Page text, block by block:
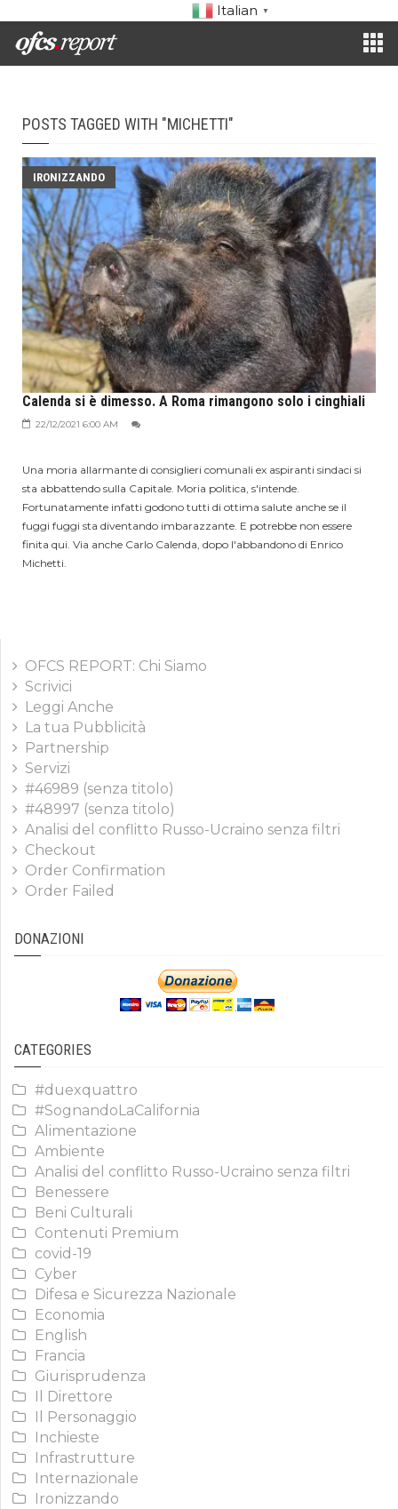
Italian ▼
POSTS TAGGED WITH "MICHETTI"
IRONIZZANDO
Calenda si è dimesso. A Roma rimangono solo i cinghiali
22/12/2021 6:00 AM
Una moria allarmante di consiglieri comunali ex aspiranti sindaci si
sta abbattendo sulla Capitale. Moria politica, s'intende.
Fortunatamente infatti godono tutti di ottima salute anche se il
fuggi fuggi sta diventando imbarazzante. E potrebbe non essere
finita qui. Via anche Carlo Calenda, dopo l'abbandono di Enrico
Michetti.
OFCS REPORT: Chi Siamo
Scrivici
Leggi Anche
La tua Pubblicità
Partnership
Servizi
#46989 (senza titolo)
#48997 (senza titolo)
Analisi del conflitto Russo-Ucraino senza filtri
Checkout
Order Confirmation
Order Failed
DONAZIONI
CATEGORIES
#duexquattro
#SognandoLaCalifornia
Alimentazione
Ambiente
Analisi del conflitto Russo-Ucraino senza filtri
Benessere
Beni Culturali
Contenuti Premium
covid-19
Cyber
Difesa e Sicurezza Nazionale
Economia
English
Francia
Giurisprudenza
Il Direttore
Il Personaggio
Inchieste
Infrastrutture
Internazionale
Ironizzando